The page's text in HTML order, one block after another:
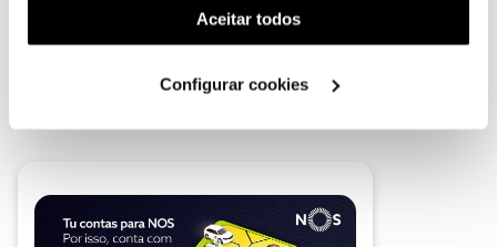
(cookies de publicidade personalizada). Pode gerir a
utilização dos cookies clicando em "Configurar
Aceitar todos
Configurar cookies
A poupança que COMBINA